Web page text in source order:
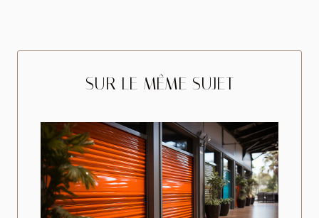
SUR LE MÊME SUJET